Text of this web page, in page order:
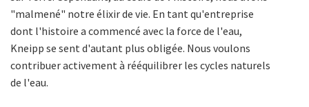
"malmené" notre élixir de vie. En tant qu'entreprise
dont l'histoire a commencé avec la force de l'eau,
Kneipp se sent d'autant plus obligée. Nous voulons
contribuer activement à rééquilibrer les cycles naturels
de l'eau.